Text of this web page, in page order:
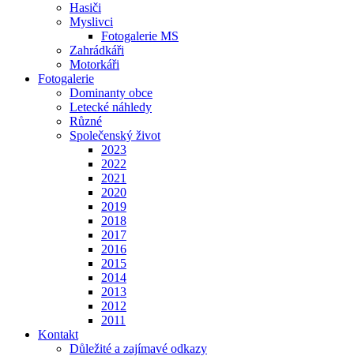
Hasiči
Myslivci
Fotogalerie MS
Zahrádkáři
Motorkáři
Fotogalerie
Dominanty obce
Letecké náhledy
Různé
Společenský život
2023
2022
2021
2020
2019
2018
2017
2016
2015
2014
2013
2012
2011
Kontakt
Důležité a zajímavé odkazy